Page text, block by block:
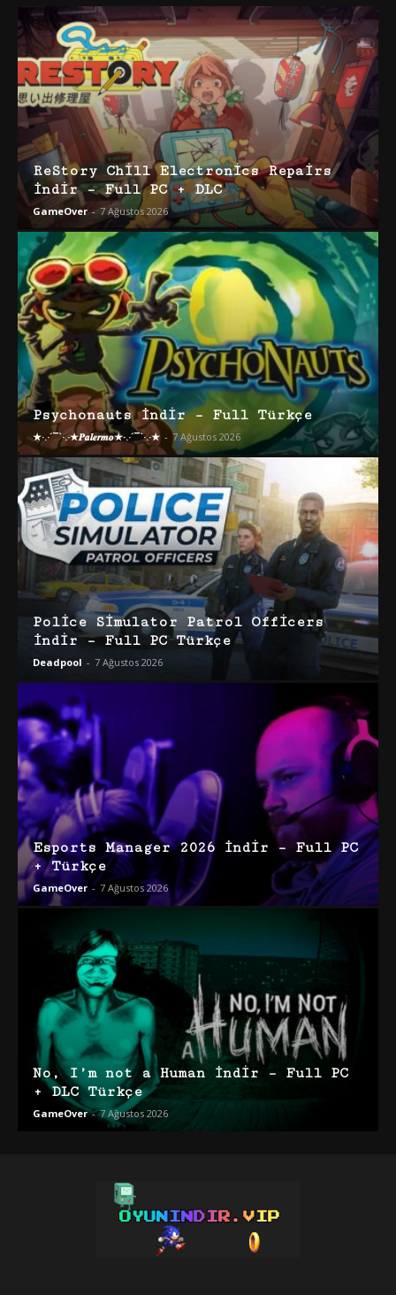
ReStory Chill Electronics Repairs
İndir – Full PC + DLC
GameOver - 7 Ağustos 2026
Psychonauts İndir – Full Türkçe
★·.·´¯`·.·★𝑷𝒂𝒍𝒆𝒓𝒎𝒐★·.·´¯`·.·★ - 7 Ağustos 2026
Police Simulator Patrol Officers
İndir – Full PC Türkçe
Deadpool - 7 Ağustos 2026
Esports Manager 2026 İndir – Full PC
+ Türkçe
GameOver - 7 Ağustos 2026
No, I’m not a Human İndir – Full PC
+ DLC Türkçe
GameOver - 7 Ağustos 2026